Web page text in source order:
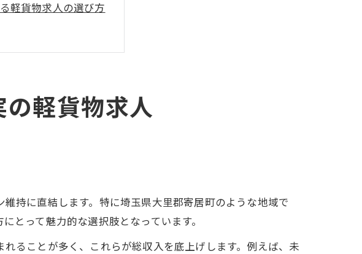
軽貨物求人の選び方
人気の理由
要な条件
求人
目指す魅力
理由
る理由
求人
徹底解説
軽貨物求人
持に直結します。特に埼玉県大里郡寄居町のような地域で
とって魅力的な選択肢となっています。
ることが多く、これらが総収入を底上げします。例えば、未